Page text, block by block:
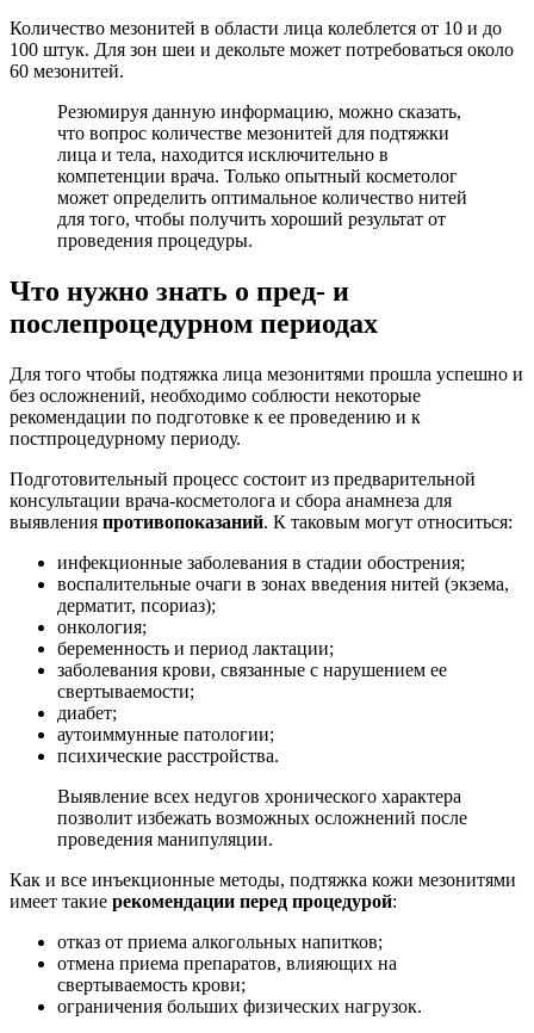
Количество мезонитей в области лица колеблется от 10 и до
100 штук. Для зон шеи и декольте может потребоваться около
60 мезонитей.
Резюмируя данную информацию, можно сказать,
что вопрос количестве мезонитей для подтяжки
лица и тела, находится исключительно в
компетенции врача. Только опытный косметолог
может определить оптимальное количество нитей
для того, чтобы получить хороший результат от
проведения процедуры.
Что нужно знать о пред- и
послепроцедурном периодах
Для того чтобы подтяжка лица мезонитями прошла успешно и
без осложнений, необходимо соблюсти некоторые
рекомендации по подготовке к ее проведению и к
постпроцедурному периоду.
Подготовительный процесс состоит из предварительной
консультации врача-косметолога и сбора анамнеза для
выявления противопоказаний. К таковым могут относиться:
инфекционные заболевания в стадии обострения;
воспалительные очаги в зонах введения нитей (экзема,
дерматит, псориаз);
онкология;
беременность и период лактации;
заболевания крови, связанные с нарушением ее
свертываемости;
диабет;
аутоиммунные патологии;
психические расстройства.
Выявление всех недугов хронического характера
позволит избежать возможных осложнений после
проведения манипуляции.
Как и все инъекционные методы, подтяжка кожи мезонитями
имеет такие рекомендации перед процедурой:
отказ от приема алкогольных напитков;
отмена приема препаратов, влияющих на
свертываемость крови;
ограничения больших физических нагрузок.